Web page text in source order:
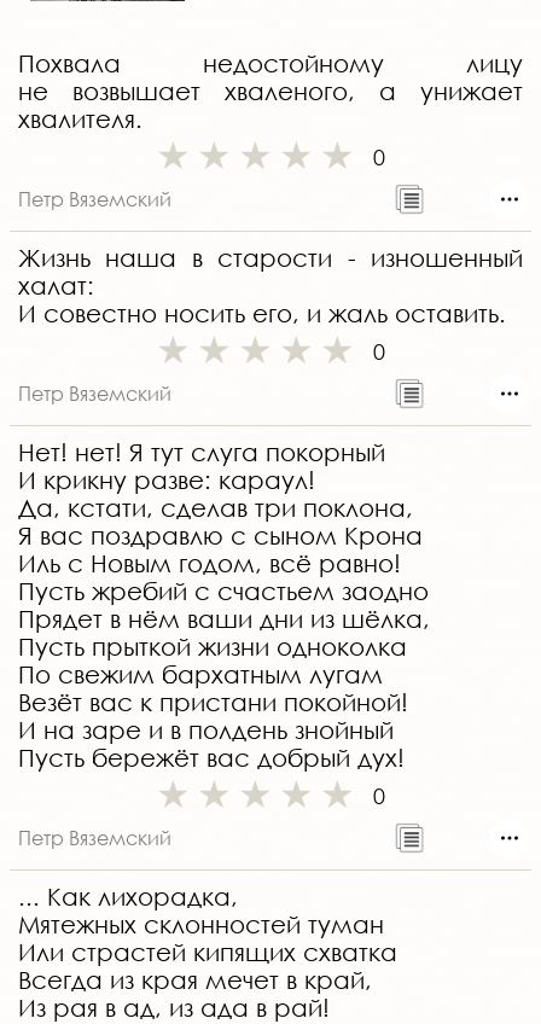
Похвала недостойному лицу
не возвышает хваленого, а унижает
хвалителя.
0
Петр Вяземский
Жизнь наша в старости - изношенный
халат:
И совестно носить его, и жаль оставить.
0
Петр Вяземский
Нет! нет! Я тут слуга покорный
И крикну разве: караул!
Да, кстати, сделав три поклона,
Я вас поздравлю с сыном Крона
Иль с Новым годом, всё равно!
Пусть жребий с счастьем заодно
Прядет в нём ваши дни из шёлка,
Пусть прыткой жизни одноколка
По свежим бархатным лугам
Везёт вас к пристани покойной!
И на заре и в полдень знойный
Пусть бережёт вас добрый дух!
0
Петр Вяземский
... Как лихорадка,
Мятежных склонностей туман
Или страстей кипящих схватка
Всегда из края мечет в край,
Из рая в ад, из ада в рай!